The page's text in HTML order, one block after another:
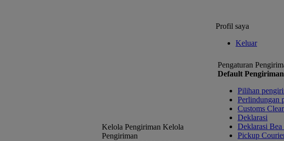
Profil saya
Keluar
Kelola Pengiriman Kelola
Pengiriman
Pengaturan
Default Pengiriman
Pilihan
Perlindungan
Customs
Deklarasi
Deklarasi Bea
Pickup